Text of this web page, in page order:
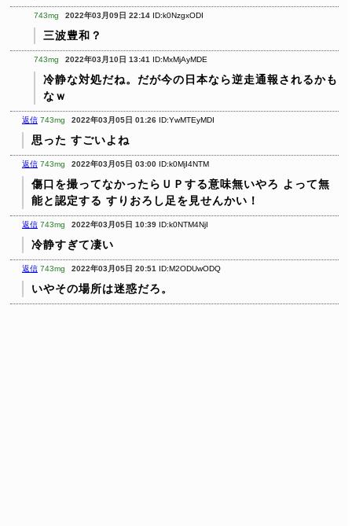
743mg 2022年03月09日 22:14 ID:k0NzgxODI
三波豊和？
743mg 2022年03月10日 13:41 ID:MxMjAyMDE
冷静な対処だね。だが今の日本なら逆走通報されるかも
なｗ
返信 743mg 2022年03月05日 01:26 ID:YwMTEyMDI
思った すごいよね
返信 743mg 2022年03月05日 03:00 ID:k0MjI4NTM
傷口を撮ってなかったらＵＰする意味無いやろ よって無
能と認定する すりおろし足を見せんかい！
返信 743mg 2022年03月05日 10:39 ID:k0NTM4NjI
冷静すぎて凄い
返信 743mg 2022年03月05日 20:51 ID:M2ODUwODQ
いやその場所は迷惑だろ。